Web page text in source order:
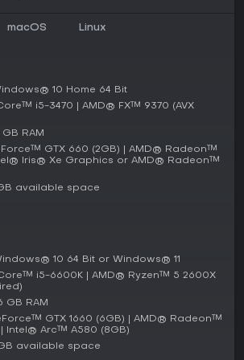
kannst du kooperative oder
Solo-Kampagnen hinaus erweitern.
State
Victoria 3 zahlreiche Updates erhalten,
und anfängliche Probleme
verbessern die
Bevölkerungsdynamiken und
darunter Verbesserungen bei
und narrativen Elementen.
die Community am Leben und bringen
ohne dass Zusatzkäufe nötig sind.
Strategy-Spielen bietet Victoria 3 mit
macOS Linux
10 Home 64 Bit
i5-3470 | AMD® FX™ 9370 (AVX
GB RAM
GTX 660 (2GB) | AMD® Radeon™
Iris® Xe Graphics or AMD® Radeon™
available space
10 64 Bit or Windows® 11
i5-6600K | AMD® Ryzen™ 5 2600X
GB RAM
GTX 1660 (6GB) | AMD® Radeon™
| Intel® Arc™ A580 (8GB)
available space